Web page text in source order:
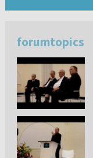
forumtopics